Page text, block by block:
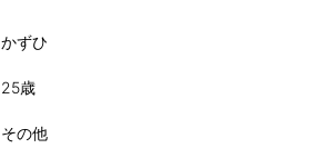
かずひ
25歳
その他